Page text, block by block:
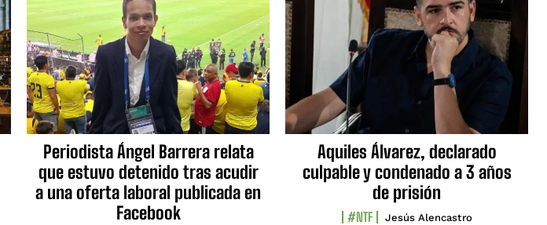
Periodista Ángel Barrera relata
que estuvo detenido tras acudir
a una oferta laboral publicada en
Facebook
Aquiles Álvarez, declarado
culpable y condenado a 3 años
de prisión
#NTF Jesús Alencastro